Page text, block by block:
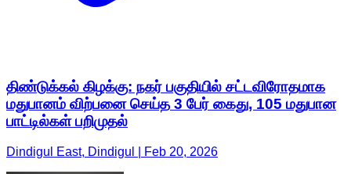
திண்டுக்கல் கிழக்கு: நகர் பகுதியில் சட்டவிரோதமாக
மதுபானம் விற்பனை செய்த 3 பேர் கைது, 105 மதுபான
பாட்டில்கள் பறிமுதல்
Dindigul East, Dindigul | Feb 20, 2026